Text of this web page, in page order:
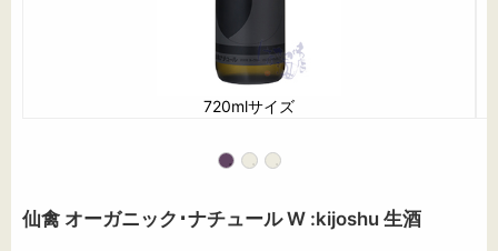
720mlサイズ
仙禽 オーガニック･ナチュール W :kijoshu 生酒